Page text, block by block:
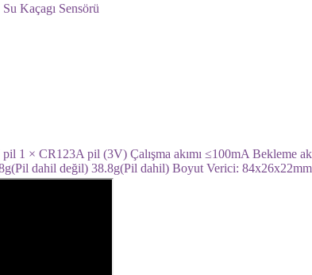
Kaçagı Sensörü
1 × CR123A pil (3V) Çalışma akımı ≤100mA Bekleme
dahil değil) 38.8g(Pil dahil) Boyut Verici: